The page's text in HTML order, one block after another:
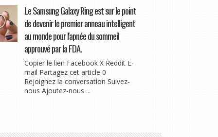
Le Samsung Galaxy Ring est sur le point
de devenir le premier anneau intelligent
au monde pour l'apnée du sommeil
approuvé par la FDA.
Copier le lien Facebook X Reddit E-
mail Partagez cet article 0
Rejoignez la conversation Suivez-
nous Ajoutez-nous ...